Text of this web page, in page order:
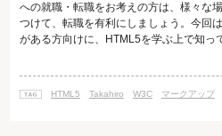
への就職・転職をお考えの方は、様々な
つけて、転職を有利にしましょう。今回
がある方向けに、HTML5を学ぶ上で知っ
ご紹介します。 マークアップする前の
HTML5の場合は以下のように簡潔になり
HTML5 Takahiro W3C マークアップ